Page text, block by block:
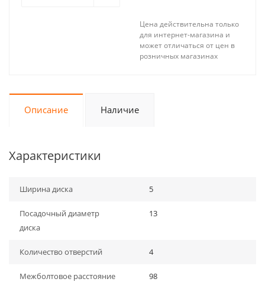
Цена действительна только
для интернет-магазина и
может отличаться от цен в
розничных магазинах
Описание Наличие
Характеристики
Ширина диска 5
Посадочный диаметр
диска
13
Количество отверстий 4
Межболтовое расстояние 98